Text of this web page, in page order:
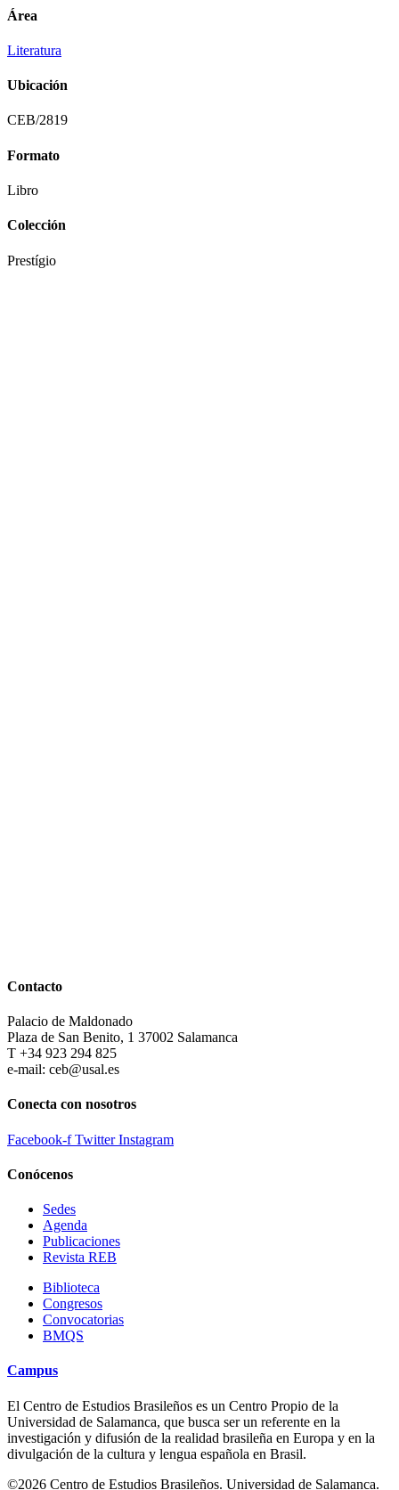
Área
Literatura
Ubicación
CEB/2819
Formato
Libro
Colección
Prestígio
Contacto
Palacio de Maldonado
Plaza de San Benito, 1 37002 Salamanca
T +34 923 294 825
e-mail: ceb@usal.es
Conecta con nosotros
Facebook-f Twitter Instagram
Conócenos
Sedes
Agenda
Publicaciones
Revista REB
Biblioteca
Congresos
Convocatorias
BMQS
Campus
El Centro de Estudios Brasileños es un Centro Propio de la
Universidad de Salamanca, que busca ser un referente en la
investigación y difusión de la realidad brasileña en Europa y en la
divulgación de la cultura y lengua española en Brasil.
©2026 Centro de Estudios Brasileños. Universidad de Salamanca.